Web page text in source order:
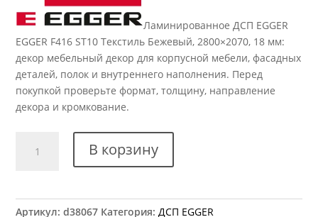
Ламинированное ДСП EGGER
EGGER F416 ST10 Текстиль Бежевый, 2800×2070, 18 мм:
декор мебельный декор для корпусной мебели, фасадных
деталей, полок и внутреннего наполнения. Перед
покупкой проверьте формат, толщину, направление
декора и кромкование.
товара
В корзину
Артикул:d38067 Категория: ДСП EGGER